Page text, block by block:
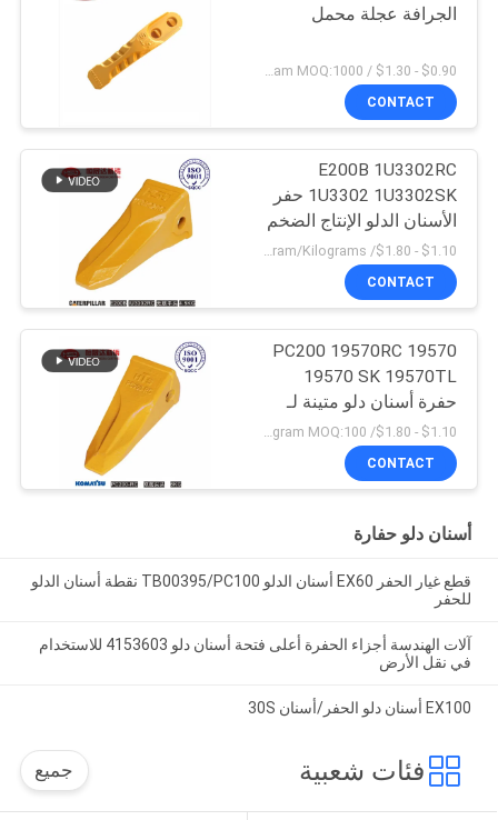
الجرافة عجلة محمل
CONTACT
E200B 1U3302RC
1U3302 1U3302SK حفر
الأسنان الدلو الإنتاج الضخم
$1.10 - $1.80/ Kilogram MOQ:100 Kilogram/Kilograms
CONTACT
PC200 19570RC 19570
19570 SK 19570TL
حفرة أسنان دلو متينة لـ
كوماتسو
$1.10 - $1.80/ Kilogram MOQ:100 كيلوغرام / كيلوغرام
CONTACT
أسنان دلو حفارة
قطع غيار الحفر EX60 أسنان الدلو TB00395/PC100 نقطة أسنان الدلو
للحفر
آلات الهندسة أجزاء الحفرة أعلى فتحة أسنان دلو 4153603 للاستخدام
في نقل الأرض
EX100 أسنان دلو الحفر/أسنان 30S
فئات شعبية جميع